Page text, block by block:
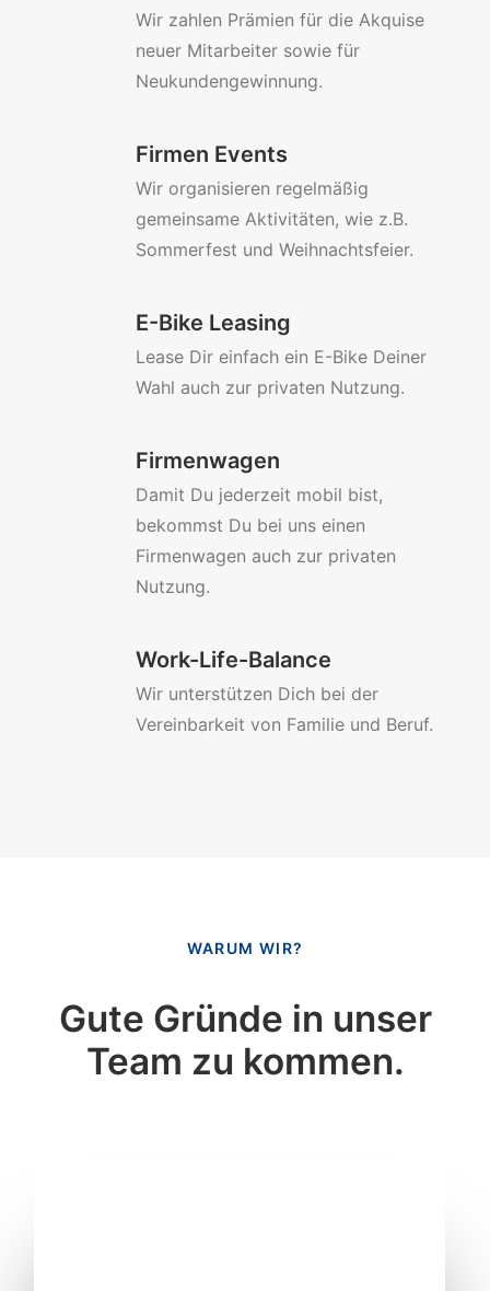
Wir zahlen Prämien für die Akquise
neuer Mitarbeiter sowie für
Neukundengewinnung.
Firmen Events
Wir organisieren regelmäßig
gemeinsame Aktivitäten, wie z.B.
Sommerfest und Weihnachtsfeier.
E-Bike Leasing
Lease Dir einfach ein E-Bike Deiner
Wahl auch zur privaten Nutzung.
Firmenwagen
Damit Du jederzeit mobil bist,
bekommst Du bei uns einen
Firmenwagen auch zur privaten
Nutzung.
Work-Life-Balance
Wir unterstützen Dich bei der
Vereinbarkeit von Familie und Beruf.
WARUM WIR?
Gute Gründe in unser
Team zu kommen.